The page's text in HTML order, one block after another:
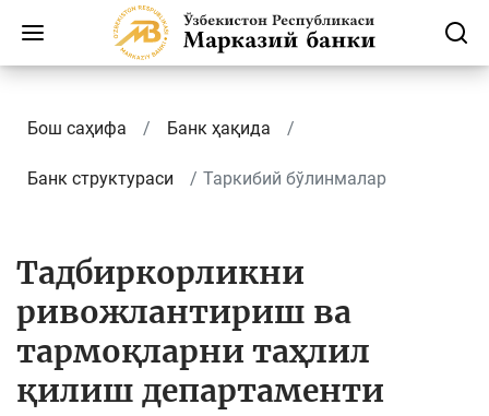
Бош саҳифа Банк ҳақида
Банк структураси Таркибий бўлинмалар
Тадбиркорликни
ривожлантириш ва
тармоқларни таҳлил
қилиш департаменти